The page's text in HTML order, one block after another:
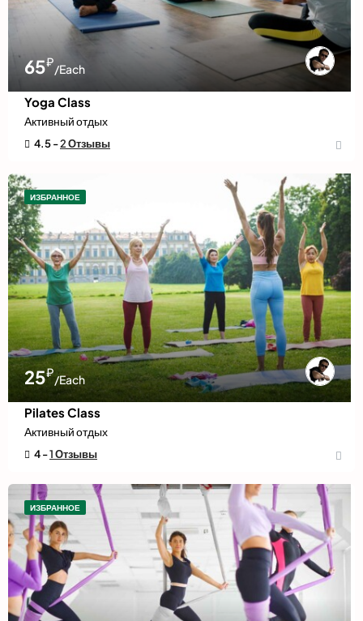
65₽/Each
Yoga Class
Активный отдых
4.5 -2 Отзывы
ИЗБРАННОЕ
25₽/Each
Pilates Class
Активный отдых
4 -1 Отзывы
ИЗБРАННОЕ